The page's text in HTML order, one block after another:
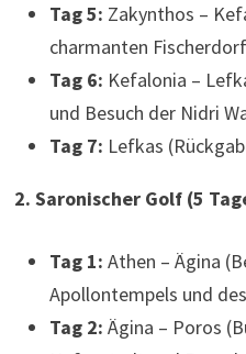
Tag 5: Zakynthos –
charmanten
Tag 6: Kefalonia –
und Besuch der Nidri
Tag 7: Lefkas
2. Saronischer Golf (5
Tag 1: Athen – Ägina
Apollontempels und
Tag 2: Ägina – Poros